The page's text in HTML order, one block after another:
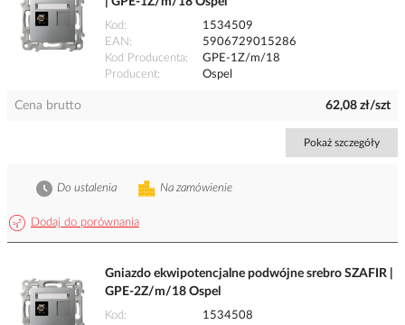
Kod
1534509
EAN
5906729015286
Kod Producenta
GPE-1Z/m/18
Producent
Ospel
Cena brutto 62,08 zł/szt
Pokaż szczegóły
Dodaj do porównania
Na zamówienie
Do ustalenia
Gniazdo ekwipotencjalne podwójne srebro SZAFIR |
GPE-2Z/m/18 Ospel
Kod
1534508